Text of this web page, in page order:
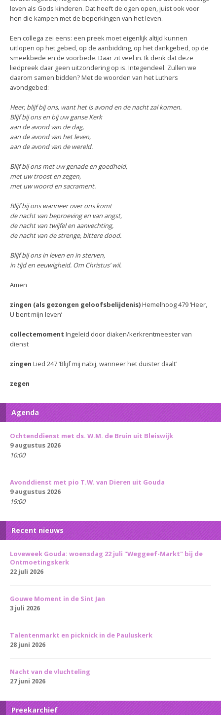
leven als Gods kinderen. Dat heeft de ogen open, juist ook voor
hen die kampen met de beperkingen van het leven.
Een collega zei eens: een preek moet eigenlijk altijd kunnen
uitlopen op het gebed, op de aanbidding, op het dankgebed, op de
smeekbede en de voorbede. Daar zit veel in. Ik denk dat deze
liedpreek daar geen uitzondering op is. Integendeel. Zullen we
daarom samen bidden? Met de woorden van het Luthers
avondgebed:
Heer, blijf bij ons, want het is avond en de nacht zal komen.
Blijf bij ons en bij uw ganse Kerk
aan de avond van de dag,
aan de avond van het leven,
aan de avond van de wereld.
Blijf bij ons met uw genade en goedheid,
met uw troost en zegen,
met uw woord en sacrament.
Blijf bij ons wanneer over ons komt
de nacht van beproeving en van angst,
de nacht van twijfel en aanvechting,
de nacht van de strenge, bittere dood.
Blijf bij ons in leven en in sterven,
in tijd en eeuwigheid. Om Christus’ wil.
Amen
zingen (als gezongen geloofsbelijdenis)Hemelhoog 479 ‘Heer,
U bent mijn leven’
collectemoment Ingeleid door diaken/kerkrentmeester van
dienst
zingen Lied 247 ‘Blijf mij nabij, wanneer het duister daalt’
zegen
Agenda
Ochtenddienst met ds. W.M. de Bruin uit Bleiswijk
9 augustus 2026
10:00
Avonddienst met pio T.W. van Dieren uit Gouda
9 augustus 2026
19:00
Recent nieuws
Loveweek Gouda: woensdag 22 juli "Weggeef-Markt" bij de
Ontmoetingskerk
22 juli 2026
Gouwe Moment in de Sint Jan
3 juli 2026
Talentenmarkt en picknick in de Pauluskerk
28 juni 2026
Nacht van de vluchteling
27 juni 2026
Preekarchief